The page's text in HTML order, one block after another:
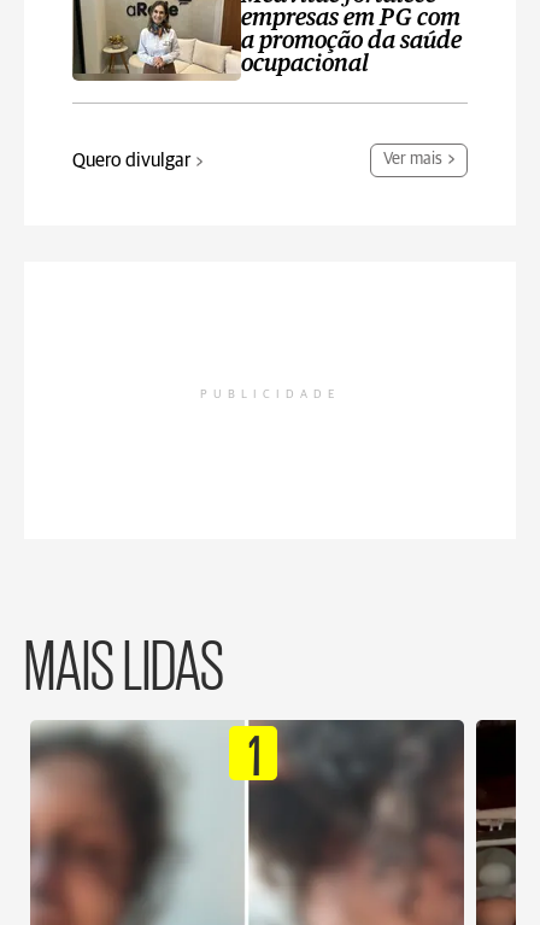
empresas em PG com
a promoção da saúde
ocupacional
Quero divulgar Ver mais
PUBLICIDADE
MAIS LIDAS
1